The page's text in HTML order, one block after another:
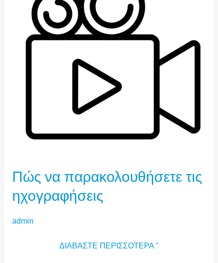
Πώς να παρακολουθήσετε τις
ηχογραφήσεις
admin
ΤΙΣ
ΗΧΟΓΡΑΦΉΣΕΙΣ
ΔΙΑΒΆΣΤΕ ΠΕΡΙΣΣΌΤΕΡΑ "